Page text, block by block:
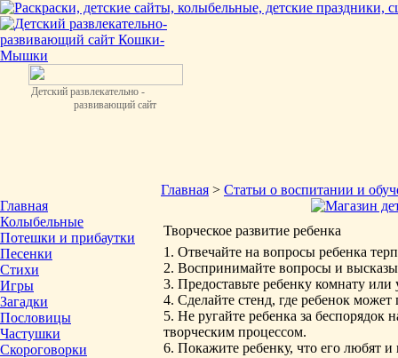
Детский развлекательно -
развивающий сайт
Главная
Колыбельные
Потешки и прибаутки
Песенки
Стихи
Игры
Загадки
Пословицы
Частушки
Скороговорки
Главная > Статьи о воспитании и
Творческое развитие ребенка
1. Отвечайте на вопросы ребенка
2. Воспринимайте вопросы и
3. Предоставьте ребенку комнату
4. Сделайте стенд, где ребенок
5. Не ругайте ребенка за беспорядок
творческим процессом.
6. Покажите ребенку, что его любят